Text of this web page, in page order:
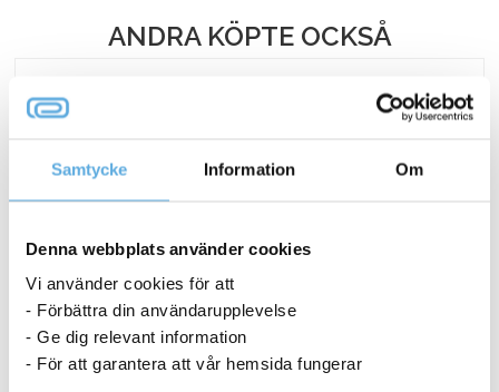
Samtycke Information Om
Denna webbplats använder cookies
Vi använder cookies för att
- Förbättra din användarupplevelse
- Ge dig relevant information
- För att garantera att vår hemsida fungerar
ANDRA KÖPTE OCKSÅ